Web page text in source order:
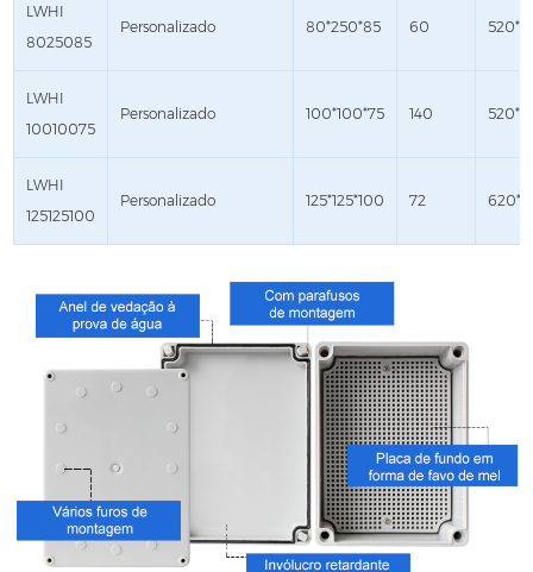
LWHI
8025085
Personalizado 80*250*85 60
LWHI
10010075
Personalizado 100*100*75 140
LWHI
125125100
Personalizado 125*125*100 72